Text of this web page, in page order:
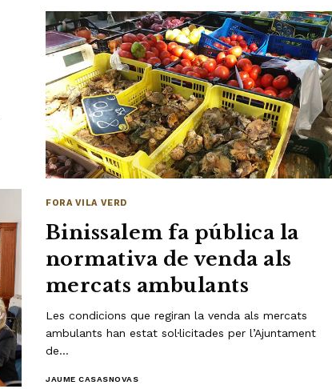
FORA VILA VERD
Binissalem fa pública la
normativa de venda als
mercats ambulants
Les condicions que regiran la venda als mercats
ambulants han estat sol·licitades per l’Ajuntament
de…
JAUME CASASNOVAS